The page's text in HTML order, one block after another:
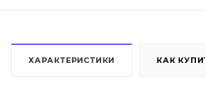
ХАРАКТЕРИСТИКИ КАК